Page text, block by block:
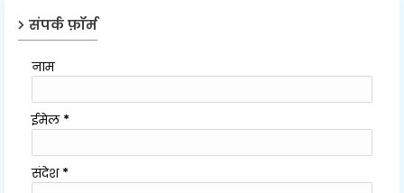
संपर्क फ़ॉर्म
नाम
ईमेल *
संदेश *